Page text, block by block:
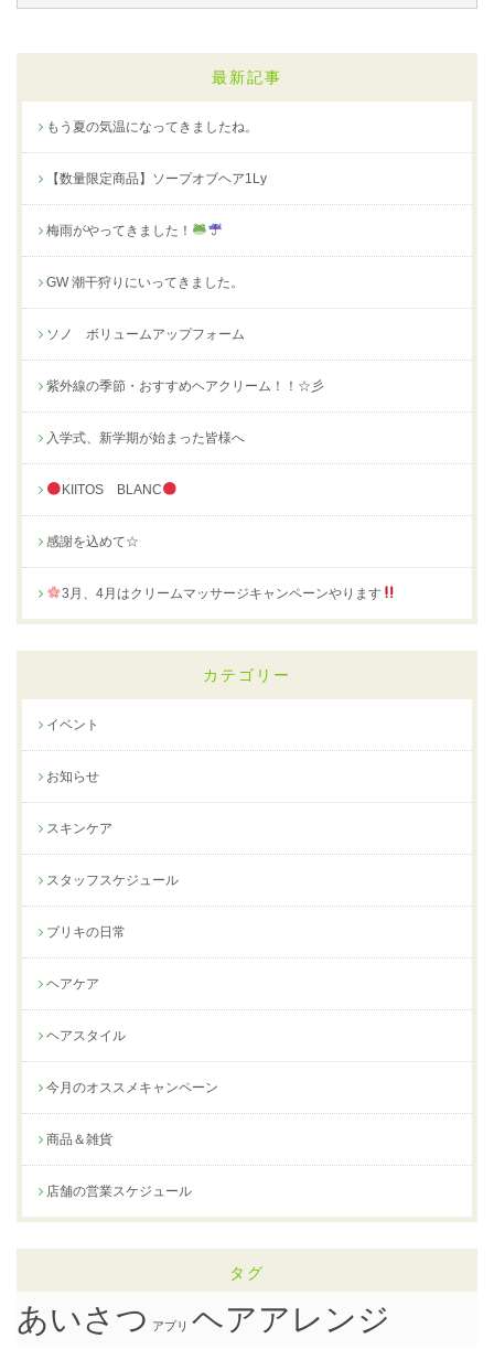
最新記事
もう夏の気温になってきましたね。
【数量限定商品】ソープオブヘア1Ly
梅雨がやってきました！
GW 潮干狩りにいってきました。
ソノ ボリュームアップフォーム
紫外線の季節・おすすめヘアクリーム！！☆彡
入学式、新学期が始まった皆様へ
KIITOS BLANC
感謝を込めて☆
3月、4月はクリームマッサージキャンペーンやります
カテゴリー
イベント
お知らせ
スキンケア
スタッフスケジュール
ブリキの日常
ヘアケア
ヘアスタイル
今月のオススメキャンペーン
商品＆雑貨
店舗の営業スケジュール
タグ
あいさつ アプリ ヘアアレンジ